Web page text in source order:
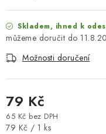
Skladem, ihned k
Možnosti doručení
79 Kč
65 Kč bez DPH
Měrná cena:
79 Kč / 1 ks